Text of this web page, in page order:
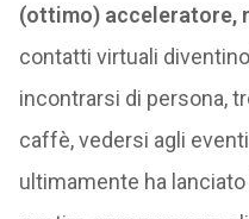
(ottimo) acceleratore,
contatti virtuali
incontrarsi di persona,
caffè, vedersi agli
ultimamente ha